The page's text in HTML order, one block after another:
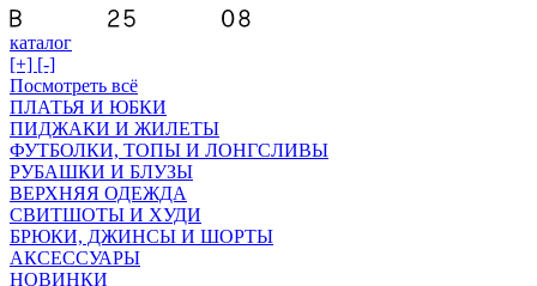
каталог
[+] [-]
Посмотреть всё
ПЛАТЬЯ И ЮБКИ
ПИДЖАКИ И ЖИЛЕТЫ
ФУТБОЛКИ, ТОПЫ И ЛОНГСЛИВЫ
РУБАШКИ И БЛУЗЫ
ВЕРХНЯЯ ОДЕЖДА
СВИТШОТЫ И ХУДИ
БРЮКИ, ДЖИНСЫ И ШОРТЫ
АКСЕССУАРЫ
НОВИНКИ